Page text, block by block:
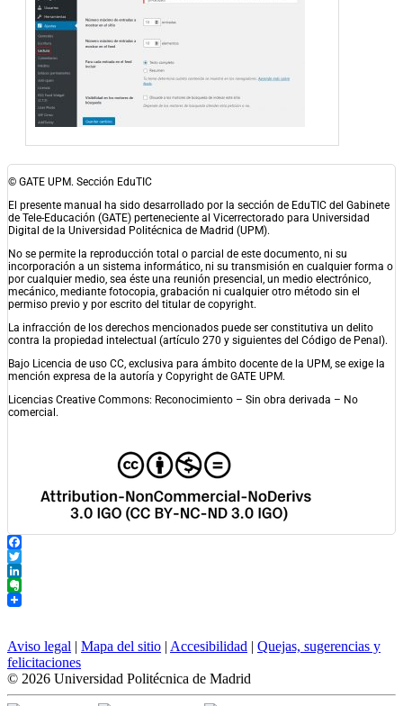
© GATE UPM. Sección EduTIC
El presente manual ha sido desarrollado por la sección de EduTIC del Gabinete
de Tele-Educación (GATE) perteneciente al Vicerrectorado para Universidad
Digital de la Universidad Politécnica de Madrid (UPM).
No se permite la reproducción total o parcial de este documento, ni su
incorporación a un sistema informático, ni su transmisión en cualquier forma o
por cualquier medio, sea éste una reunión presencial, un medio electrónico,
mecánico, mediante fotocopia, grabación ni cualquier otro método sin el
permiso previo y por escrito del titular de copyright.
La infracción de los derechos mencionados puede ser constitutiva un delito
contra la propiedad intelectual (artículo 270 y siguientes del Código de Penal).
Bajo Licencia de uso CC, exclusiva para ámbito docente de la UPM, se exige la
mención expresa de la autoría y Copyright de GATE UPM.
Licencias Creative Commons: Reconocimiento – Sin obra derivada – No
comercial.
Facebook
Twitter
LinkedIn
Evernote
Aviso legal | Mapa del sitio | Accesibilidad | Quejas, sugerencias y
felicitaciones
© 2026 Universidad Politécnica de Madrid